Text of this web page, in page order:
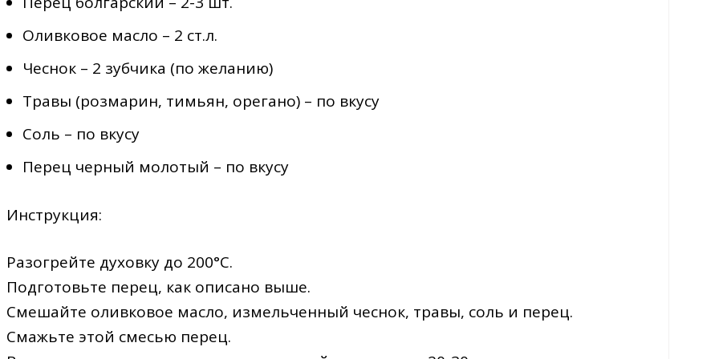
Оливковое масло – 2 ст.л.
Чеснок – 2 зубчика (по желанию)
Травы (розмарин, тимьян, орегано) – по вкусу
Соль – по вкусу
Перец черный молотый – по вкусу
Инструкция:
Разогрейте духовку до 200°C.
Подготовьте перец, как описано выше.
Смешайте оливковое масло, измельченный чеснок, травы, соль и перец.
Смажьте этой смесью перец.